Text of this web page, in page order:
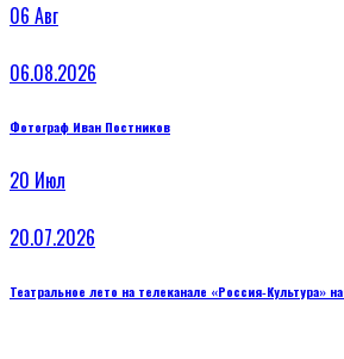
06 Авг
06.08.2026
Фотограф Иван Постников
20 Июл
20.07.2026
Театральное лето на телеканале «Россия‑Культура»